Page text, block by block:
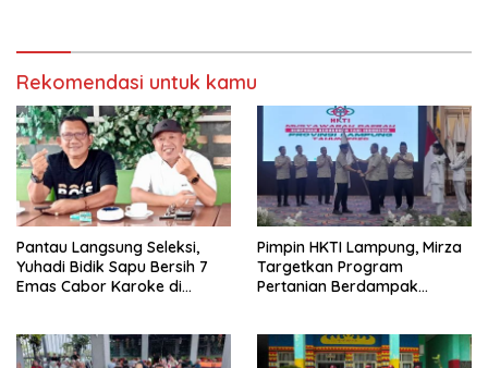
Rekomendasi untuk kamu
Pantau Langsung Seleksi,
Yuhadi Bidik Sapu Bersih 7
Emas Cabor Karoke di
Pimpin HKTI Lampung, Mirza
Targetkan Program
Pertanian Berdampak